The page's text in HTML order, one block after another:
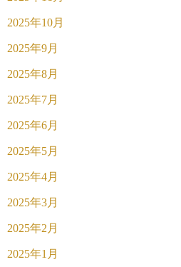
2025年10月
2025年9月
2025年8月
2025年7月
2025年6月
2025年5月
2025年4月
2025年3月
2025年2月
2025年1月